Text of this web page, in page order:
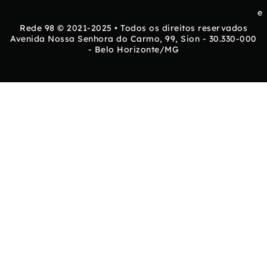
e
Rede 98 © 2021-2025 • Todos os direitos reservados
Avenida Nossa Senhora do Carmo, 99, Sion - 30.330-000
- Belo Horizonte/MG